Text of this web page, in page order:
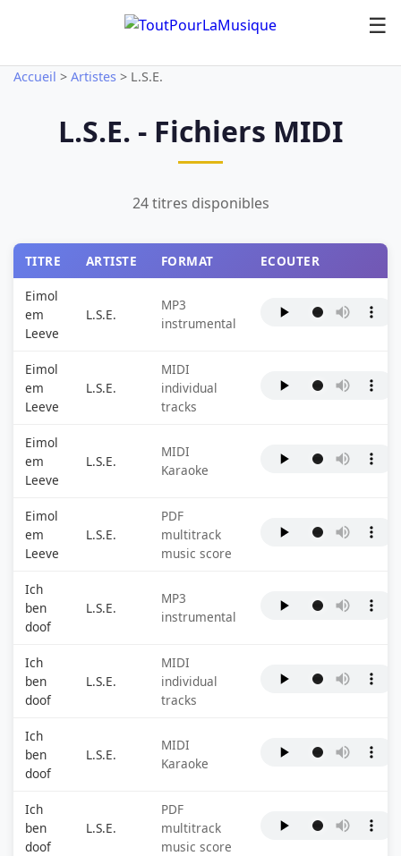
☰
Accueil > Artistes > L.S.E.
L.S.E. - Fichiers MIDI
24 titres disponibles
TITRE ARTISTE FORMAT ECOUTER
Eimol
em
Leeve
L.S.E.
MP3
instrumental
Eimol
em
Leeve
L.S.E.
MIDI
individual
tracks
Eimol
em
Leeve
L.S.E.
MIDI
Karaoke
Eimol
em
Leeve
L.S.E.
PDF
multitrack
music score
Ich
ben
doof
L.S.E.
MP3
instrumental
Ich
ben
doof
L.S.E.
MIDI
individual
tracks
Ich
ben
doof
L.S.E.
MIDI
Karaoke
Ich
ben
doof
L.S.E.
PDF
multitrack
music score